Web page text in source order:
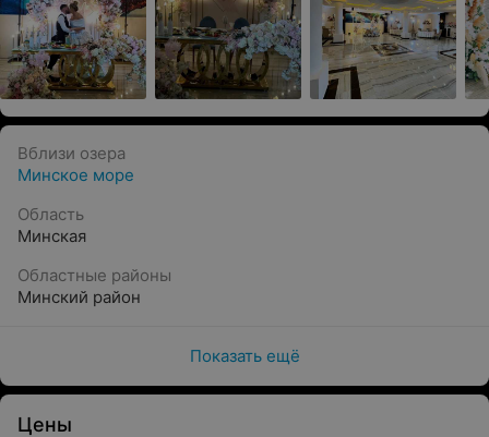
Вблизи озера
Минское море
Область
Минская
Областные районы
Минский район
Показать ещё
Цены